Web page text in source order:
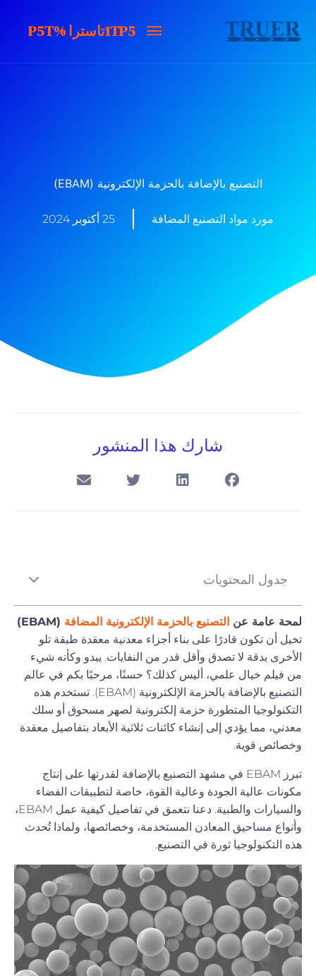
1TP5تاسترا1TP5تاسترا %P5T
التصنيع بالإضافة بالحزمة الإلكترونية (EBAM)
مورد مواد التصنيع المضافة 25 أكتوبر 2024
شارك هذا المنشور
جدول المحتويات
لمحة عامة عن التصنيع بالحزمة الإلكترونية المضافة(EBAM)
تخيل أن تكون قادرًا على بناء أجزاء معدنية معقدة طبقة تلو
الأخرى بدقة لا تصدق وأقل قدر من النفايات. يبدو وكأنه شيء
من فيلم خيال علمي، أليس كذلك؟ حسنًا، مرحبًا بكم في عالم
التصنيع بالإضافة بالحزمة الإلكترونية (EBAM). تستخدم هذه
التكنولوجيا المتطورة حزمة إلكترونية لصهر مسحوق أو سلك
معدني، مما يؤدي إلى إنشاء كائنات ثلاثية الأبعاد بتفاصيل معقدة
وخصائص قوية.
تبرز EBAM في مشهد التصنيع بالإضافة لقدرتها على إنتاج
مكونات عالية الجودة وعالية القوة، خاصة لتطبيقات الفضاء
والسيارات والطبية. دعنا نتعمق في تفاصيل كيفية عمل EBAM،
وأنواع مساحيق المعادن المستخدمة، وخصائصها، ولماذا تُحدث
هذه التكنولوجيا ثورة في التصنيع.